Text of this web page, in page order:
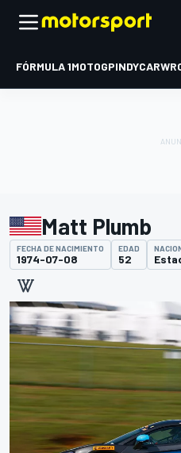
FÓRMULA 1MOTOGPINDYCAR
Matt Plumb
FECHA DE NACIMIENTO
1974-07-08
EDAD
52